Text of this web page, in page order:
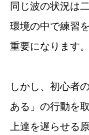
同じ波の状況は
環境の中で練習
重要になります。
しかし、初心者
ある」の行動を
上達を遅らせる